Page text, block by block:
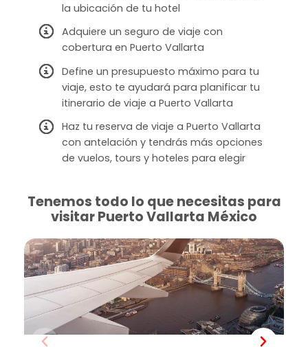
la ubicación de tu hotel
Adquiere un seguro de viaje con
cobertura en Puerto Vallarta
Define un presupuesto máximo para tu
viaje, esto te ayudará para planificar tu
itinerario de viaje a Puerto Vallarta
Haz tu reserva de viaje a Puerto Vallarta
con antelación y tendrás más opciones
de vuelos, tours y hoteles para elegir
Tenemos todo lo que necesitas para
visitar Puerto Vallarta México